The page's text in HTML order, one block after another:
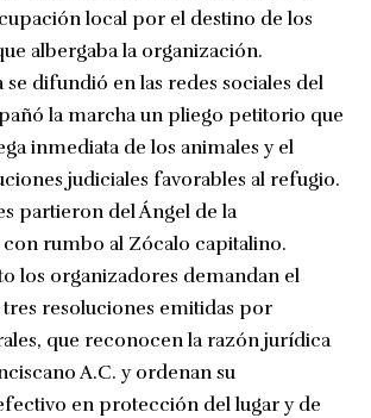
local por el destino de los
albergaba la organización.
difundió en las redes sociales del
la marcha un pliego petitorio que
inmediata de los animales y el
judiciales favorables al refugio.
partieron del Ángel de la
rumbo al Zócalo capitalino.
los organizadores demandan el
resoluciones emitidas por
que reconocen la razón jurídica
A.C. y ordenan su
en protección del lugar y de